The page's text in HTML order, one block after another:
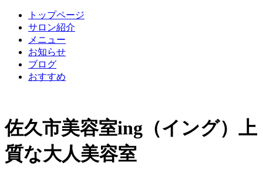
トップページ
サロン紹介
メニュー
お知らせ
ブログ
おすすめ
佐久市美容室ing（イング）上
質な大人美容室